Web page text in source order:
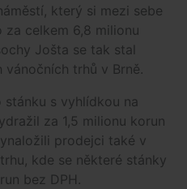
který si mezi sebe
celkem 6,8 milionu
Jošta se tak stal
vánočních trhů v Brně.
s vyhlídkou na
za 1,5 milionu korun
prodejci také v
kde se některé stánky
bez DPH.